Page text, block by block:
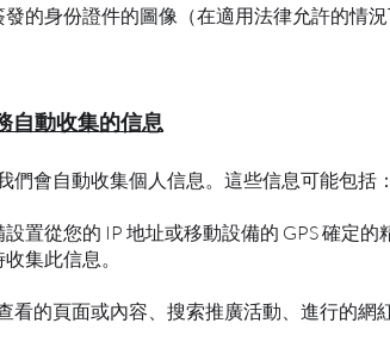
發的身份證件的圖像（在適用法律允許的情
自動收集的信息
們會自動收集個人信息。這些信息可能包括：
置從您的 IP 地址或移動設備的 GPS 確定
集此信息。
看的頁面或內容、搜索推廣活動、進行的網